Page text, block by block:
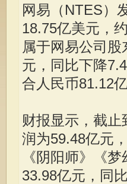
网易（NTES）
18.75亿美元，
属于网易公司
元，同比下降
合人民币81.12
财报显示，截
润为59.48亿元
《阴阳师》《
33.98亿元，同